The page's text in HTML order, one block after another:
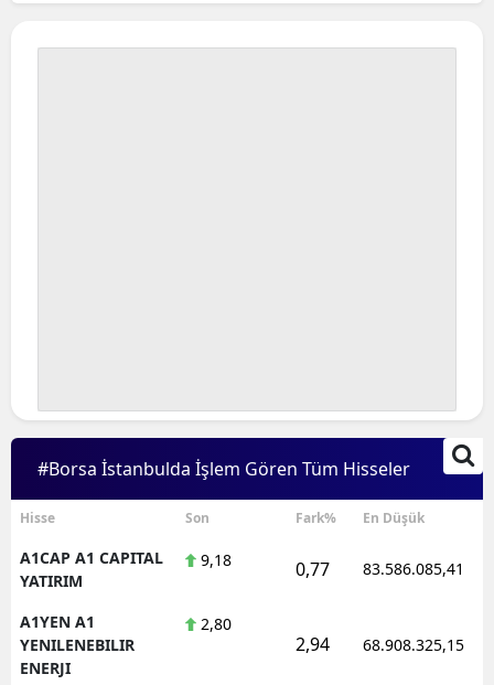
#Borsa İstanbulda İşlem Gören Tüm Hisseler
Hisse Son Fark% En Düşük
A1CAP A1 CAPITAL
YATIRIM
9,18 0,77 83.586.085,41
A1YEN A1
YENILENEBILIR
ENERJI
2,80
2,94 68.908.325,15